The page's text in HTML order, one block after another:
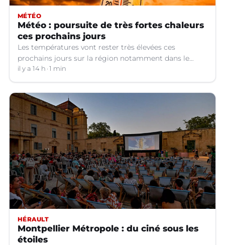
MÉTÉO
Météo : poursuite de très fortes chaleurs
ces prochains jours
Les températures vont rester très élevées ces
prochains jours sur la région notamment dans le
Languedoc.
il y a 14 h 1 min
HÉRAULT
Montpellier Métropole : du ciné sous les
étoiles